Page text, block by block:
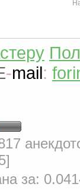
-mail:
]
за: